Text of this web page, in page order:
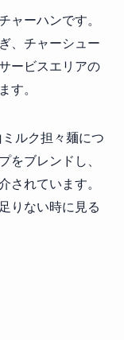
ーハンです。
、チャーシュー
ービスエリアの
。
ルク担々麺につ
をブレンドし、
されています。
りない時に見る